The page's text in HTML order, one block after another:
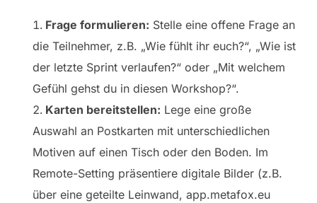
Frage formulieren: Stelle eine offene Frage an
die Teilnehmer, z.B. „Wie fühlt ihr euch?“, „Wie ist
der letzte Sprint verlaufen?“ oder „Mit welchem
Gefühl gehst du in diesen Workshop?“.
Karten bereitstellen: Lege eine große
Auswahl an Postkarten mit unterschiedlichen
Motiven auf einen Tisch oder den Boden. Im
Remote-Setting präsentiere digitale Bilder (z.B.
über eine geteilte Leinwand, app.metafox.eu